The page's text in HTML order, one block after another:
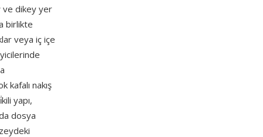
ve dikey yer
birlikte
veya iç içe
kafalı nakış
yapı,
dosya